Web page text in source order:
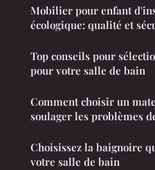
Mobilier pour enfant
écologique: qualité et
Top conseils pour
pour votre salle de bain
Comment choisir un
soulager les problèmes
Choisissez la baignoire
votre salle de bain